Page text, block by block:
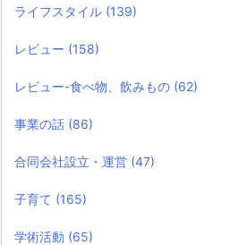
ライフスタイル (139)
レビュー (158)
レビュー-食べ物、飲みもの (62)
事業の話 (86)
合同会社設立・運営 (47)
子育て (165)
学術活動 (65)